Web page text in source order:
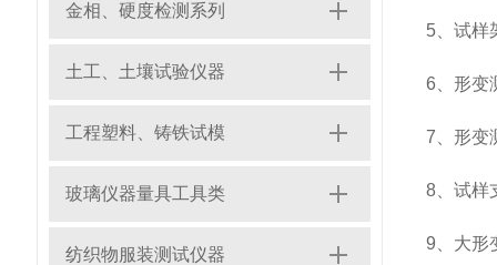
金相、硬度检测系列
土工、土壤试验仪器
工程塑料、铸铁试模
玻璃仪器量具工具类
纺织物服装测试仪器
5 、试
6 、形
7 、形
8 、试
9 、大